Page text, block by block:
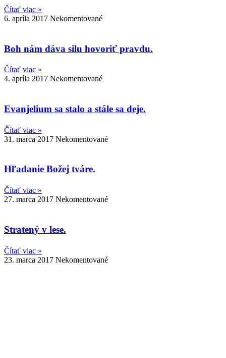
Čítať viac »
6. apríla 2017 Nekomentované
Boh nám dáva silu hovoriť pravdu.
Čítať viac »
4. apríla 2017 Nekomentované
Evanjelium sa stalo a stále sa deje.
Čítať viac »
31. marca 2017 Nekomentované
Hľadanie Božej tváre.
Čítať viac »
27. marca 2017 Nekomentované
Stratený v lese.
Čítať viac »
23. marca 2017 Nekomentované